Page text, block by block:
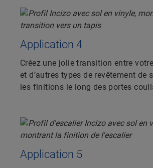
Application 4
Créez une jolie transition entre
et d’autres types de revêtement de
les finitions le long des portes
Application 5